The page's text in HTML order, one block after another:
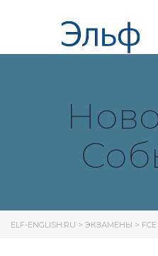
ELF-ENGLISH.RU > ЭКЗАМЕНЫ >